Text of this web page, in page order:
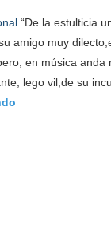
“De la estulticia
amigo muy
en música anda
lego vil,de su